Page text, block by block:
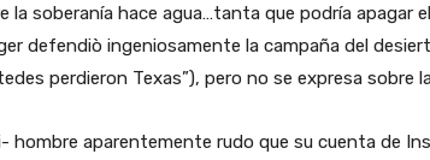
la soberanía hace agua…tanta que podría apagar
defendiò ingeniosamente la campaña del
perdieron Texas”), pero no se expresa sobre
hombre aparentemente rudo que su cuenta de